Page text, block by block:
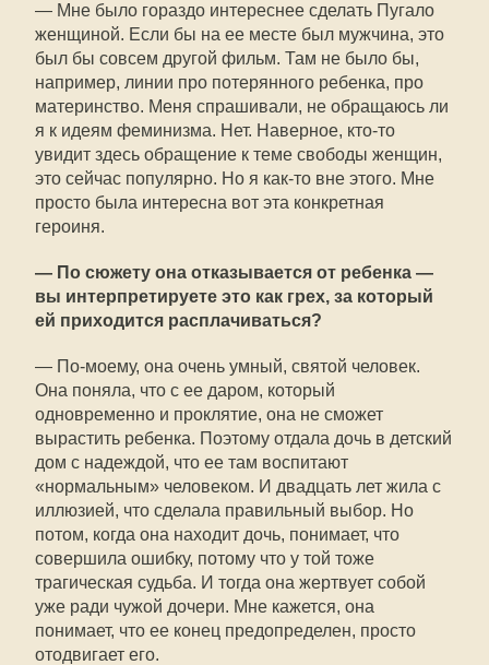
— Мне было гораздо интереснее сделать Пугало
женщиной. Если бы на ее месте был мужчина, это
был бы совсем другой фильм. Там не было бы,
например, линии про потерянного ребенка, про
материнство. Меня спрашивали, не обращаюсь ли
я к идеям феминизма. Нет. Наверное, кто-то
увидит здесь обращение к теме свободы женщин,
это сейчас популярно. Но я как-то вне этого. Мне
просто была интересна вот эта конкретная
героиня.
— По сюжету она отказывается от ребенка —
вы интерпретируете это как грех, за который
ей приходится расплачиваться?
— По-моему, она очень умный, святой человек.
Она поняла, что с ее даром, который
одновременно и проклятие, она не сможет
вырастить ребенка. Поэтому отдала дочь в детский
дом с надеждой, что ее там воспитают
«нормальным» человеком. И двадцать лет жила с
иллюзией, что сделала правильный выбор. Но
потом, когда она находит дочь, понимает, что
совершила ошибку, потому что у той тоже
трагическая судьба. И тогда она жертвует собой
уже ради чужой дочери. Мне кажется, она
понимает, что ее конец предопределен, просто
отодвигает его.